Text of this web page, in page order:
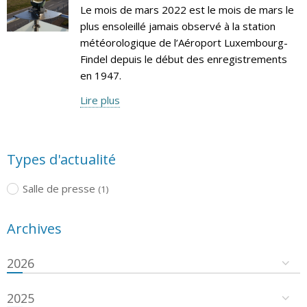
Le mois de mars 2022 est le mois de mars le
plus ensoleillé jamais observé à la station
météorologique de l’Aéroport Luxembourg-
Findel depuis le début des enregistrements
en 1947.
Lire plus
Types d'actualité
Salle de presse (1)
Archives
2026
2025